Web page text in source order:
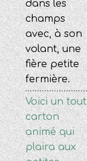
dans les
champs
avec, à son
volant, une
fière petite
fermière.
Voici un tout
carton
animé qui
plaira aux